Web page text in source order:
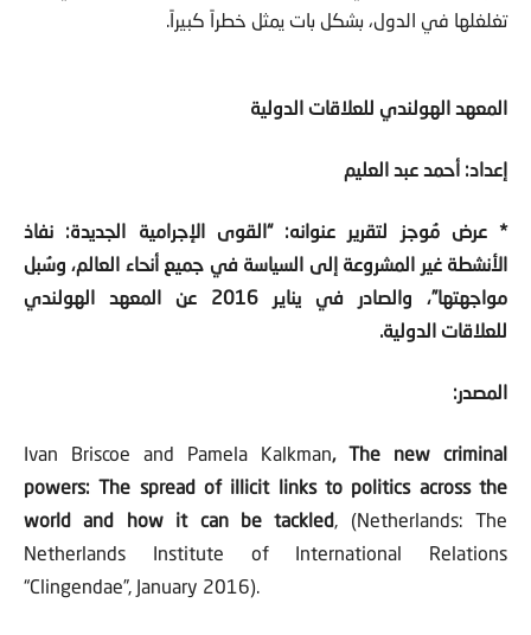
تغلغلها في الدول، بشكل بات يمثل خطراً كبيراً.
المعهد الهولندي للعلاقات الدولية
إعداد: أحمد عبد العليم
* عرض مُوجز لتقرير عنوانه: “القوى الإجرامية الجديدة: نفاذ
الأنشطة غير المشروعة إلى السياسة في جميع أنحاء العالم، وسُبل
مواجهتها”، والصادر في يناير 2016 عن المعهد الهولندي
للعلاقات الدولية.
المصدر:
Ivan Briscoe and Pamela Kalkman, The new criminal
powers: The spread of illicit links to politics across the
world and how it can be tackled, (Netherlands: The
Netherlands Institute of International Relations
“Clingendae”, January 2016).